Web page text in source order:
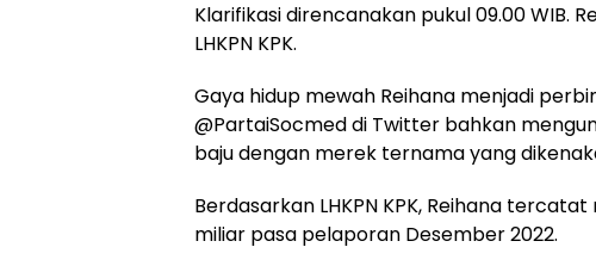
Klarifikasi direncanakan pukul 09.00 WIB.
LHKPN KPK.
Gaya hidup mewah Reihana menjadi
@PartaiSocmed di Twitter bahkan
baju dengan merek ternama yang
Berdasarkan LHKPN KPK, Reihana
miliar pasa pelaporan Desember 2022.